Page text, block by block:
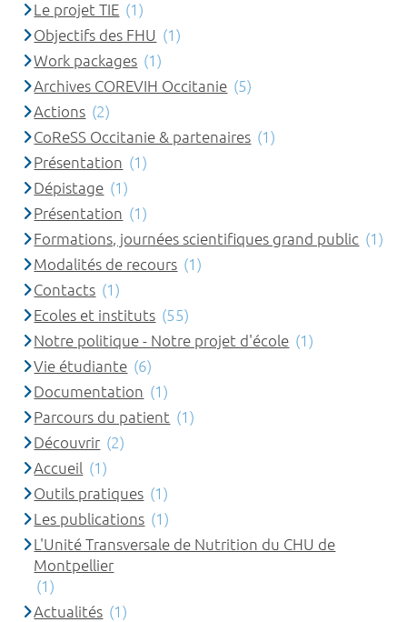
Le projet TIE (1)
Objectifs des FHU (1)
Work packages (1)
Archives COREVIH Occitanie (5)
Actions (2)
CoReSS Occitanie & partenaires (1)
Présentation (1)
Dépistage (1)
Présentation (1)
Formations, journées scientifiques grand public (1)
Modalités de recours (1)
Contacts (1)
Ecoles et instituts (55)
Notre politique - Notre projet d'école (1)
Vie étudiante (6)
Documentation (1)
Parcours du patient (1)
Découvrir (2)
Accueil (1)
Outils pratiques (1)
Les publications (1)
L'Unité Transversale de Nutrition du CHU de
Montpellier
(1)
Actualités (1)